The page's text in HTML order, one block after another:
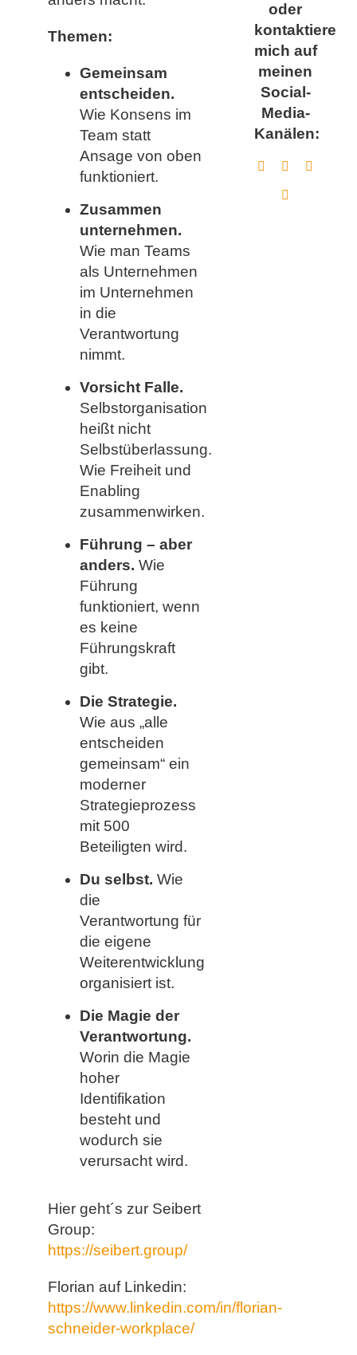
Themen:
Gemeinsam
entscheiden.
Wie Konsens im
Team statt
Ansage von oben
funktioniert.
Zusammen
unternehmen.
Wie man Teams
als Unternehmen
im Unternehmen
in die
Verantwortung
nimmt.
Vorsicht Falle.
Selbstorganisation
heißt nicht
Selbstüberlassung.
Wie Freiheit und
Enabling
zusammenwirken.
Führung – aber
anders. Wie
Führung
funktioniert, wenn
es keine
Führungskraft
gibt.
Die Strategie.
Wie aus „alle
entscheiden
gemeinsam“ ein
moderner
Strategieprozess
mit 500
Beteiligten wird.
Du selbst. Wie
die
Verantwortung für
die eigene
Weiterentwicklung
organisiert ist.
Die Magie der
Verantwortung.
Worin die Magie
hoher
Identifikation
besteht und
wodurch sie
verursacht wird.
Hier geht´s zur Seibert
Group:
https://seibert.group/
Florian auf Linkedin:
https://www.linkedin.com/in/florian-
schneider-workplace/
oder
kontaktiere
mich auf
meinen
Social-
Media-
Kanälen: